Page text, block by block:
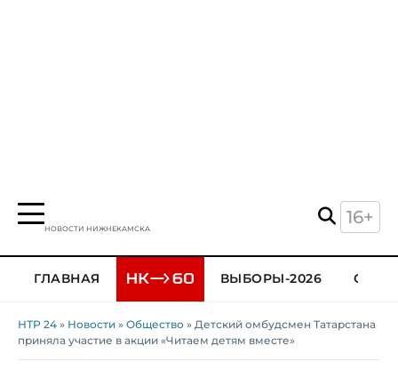
НОВОСТИ НИЖНЕКАМСКА
16+
ГЛАВНАЯ ВЫБОРЫ-2026
НТР 24 » Новости » Общество » Детский омбудсмен Татарстана
приняла участие в акции «Читаем детям вместе»